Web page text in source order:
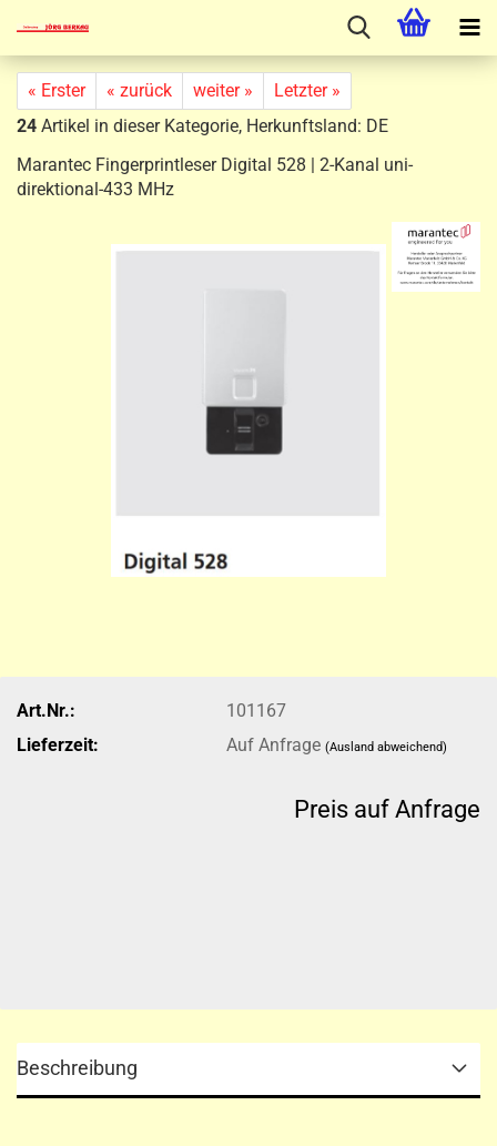
« Erster « zurück weiter »
Letzter »
24 Artikel in dieser Kategorie, Herkunftsland: DE
Marantec Fingerprintleser Digital 528 | 2-Kanal uni-
direktional-433 MHz
Art.Nr.:
101167
Lieferzeit:
Auf Anfrage(Ausland abweichend)
Preis auf Anfrage
Beschreibung